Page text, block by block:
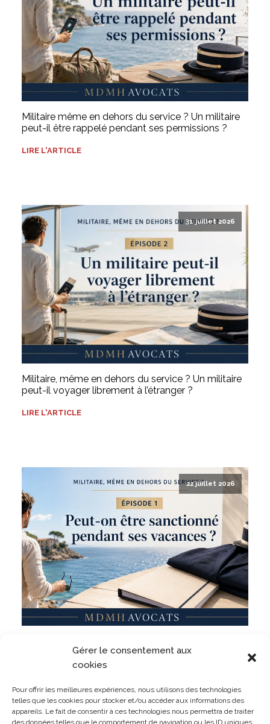
Gérer le consentement aux
cookies
Pour offrir les meilleures expériences, nous utilisons des technologies
telles que les cookies pour stocker et/ou accéder aux informations des
appareils. Le fait de consentir à ces technologies nous permettra de traiter
des données telles que le comportement de navigation ou les ID uniques
Militaire même en dehors du service ? Un militaire
peut-il être rappelé pendant ses permissions ?
LIRE L'ARTICLE
31 juillet 2026
Militaire, même en dehors du service ? Un militaire
peut-il voyager librement à l’étranger ?
LIRE L'ARTICLE
22 juillet 2026
peut-il être sanctionné pour des faits commis
pendant ses vacances ?
LIRE L'ARTICLE